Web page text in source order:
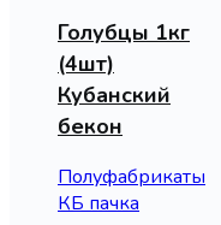
Голубцы 1кг
(4шт)
Кубанский
бекон
Полуфабрикаты
КБ пачка